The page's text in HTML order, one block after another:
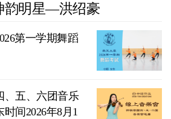
韵明星—洪绍豪
第一学期舞蹈
、五、六团音乐
间2026年8月1